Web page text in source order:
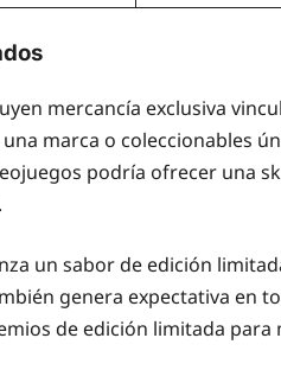
mercancía exclusiva
marca o coleccionables
podría ofrecer una
un sabor de edición
genera expectativa en
de edición limitada